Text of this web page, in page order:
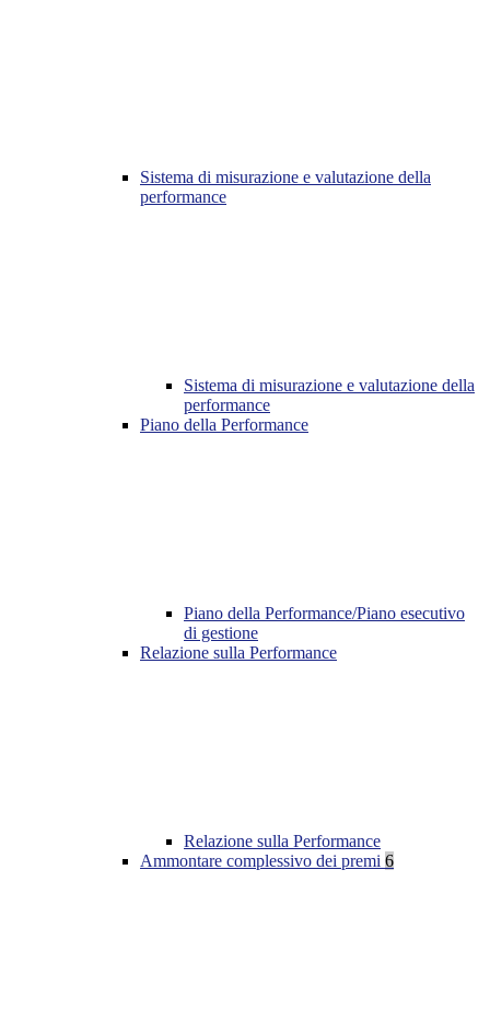
Sistema di misurazione e valutazione della
performance
Sistema di misurazione e valutazione della
performance
Piano della Performance
Piano della Performance/Piano esecutivo
di gestione
Relazione sulla Performance
Relazione sulla Performance
Ammontare complessivo dei premi 6